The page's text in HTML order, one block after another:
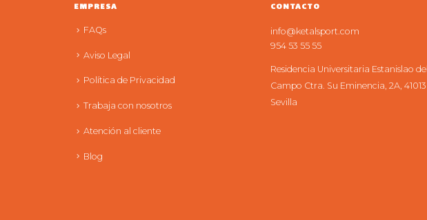
EMPRESA
FAQs
Aviso Legal
Política de Privacidad
Trabaja con nosotros
Atención al cliente
Blog
CONTACTO
info@ketalsport.com
954 53 55 55
Residencia Universitaria Estanislao del
Campo Ctra. Su Eminencia, 2A, 41013
Sevilla